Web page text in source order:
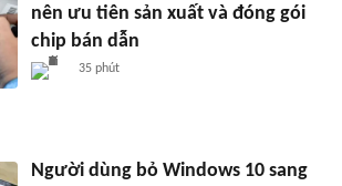
nên ưu tiên sản xuất và đóng gói
chip bán dẫn
35 phút
Người dùng bỏ Windows 10 sang